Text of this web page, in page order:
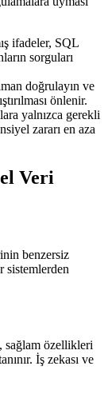
ifadeler, SQL
sorguları
doğrulayın ve
önlenir.
yalnızca gerekli
zararı en aza
Veri
benzersiz
sistemlerden
, sağlam özellikleri
İş zekası ve